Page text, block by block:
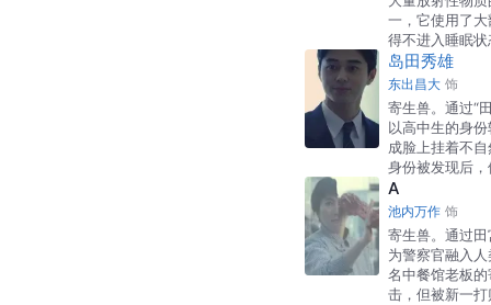
一，它使用了
得不进入睡眠状
岛田秀雄
东出昌大 饰
寄生兽。通过“
以高中生的身
成脸上挂着不
身份被发现后
A
池内万作 饰
寄生兽。通过
为警察官融入
名中餐馆老板
击，但被新一